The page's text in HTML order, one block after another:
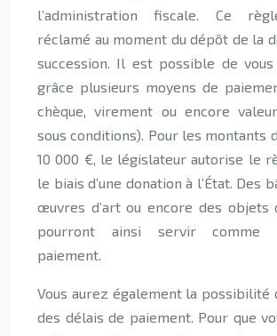
l’administration fiscale. Ce
réclamé au moment du dépôt de la
succession. Il est possible de
grâce plusieurs moyens de
chèque, virement ou encore
sous conditions). Pour les montants
10 000 €, le législateur autorise le
le biais d’une donation à l’État. Des
œuvres d’art ou encore des objets
pourront ainsi servir comme
paiement.
Vous aurez également la possibilité
des délais de paiement. Pour que